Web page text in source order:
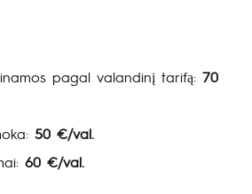
pagal valandinį tarifą: 70
50 €/val.
60 €/val.